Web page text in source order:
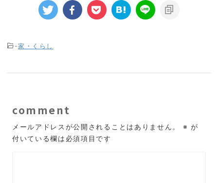
-家・くらし
comment
メールアドレスが公開されることはありません。 ※ が
付いている欄は必須項目です